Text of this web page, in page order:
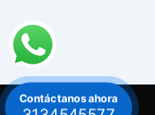
Contáctanos ahora